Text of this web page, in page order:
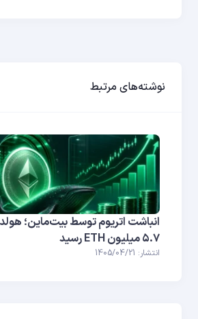
نوشته‌های مرتبط
انباشت اتریوم توسط بیت‌ماین؛
۵.۷ میلیون ETH رسید
انتشار: 1405/04/21